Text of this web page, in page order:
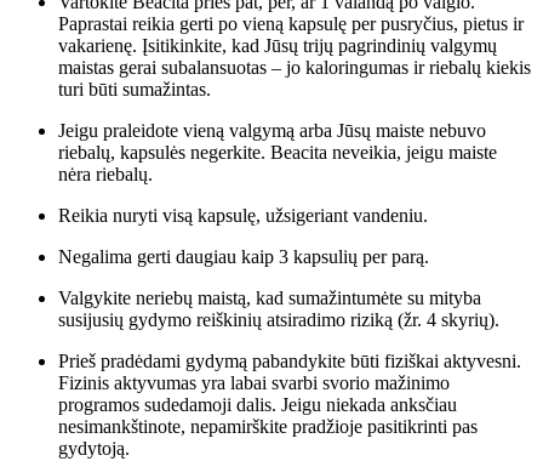
Paprastai reikia gerti po vieną kapsulę per pusryčius, pietus ir
vakarienę. Įsitikinkite, kad Jūsų trijų pagrindinių valgymų
maistas gerai subalansuotas – jo kaloringumas ir riebalų kiekis
turi būti sumažintas.
Jeigu praleidote vieną valgymą arba Jūsų maiste nebuvo
riebalų, kapsulės negerkite. Beacita neveikia, jeigu maiste
nėra riebalų.
Reikia nuryti visą kapsulę, užsigeriant vandeniu.
Negalima gerti daugiau kaip 3 kapsulių per parą.
Valgykite neriebų maistą, kad sumažintumėte su mityba
susijusių gydymo reiškinių atsiradimo riziką (žr. 4 skyrių).
Prieš pradėdami gydymą pabandykite būti fiziškai aktyvesni.
Fizinis aktyvumas yra labai svarbi svorio mažinimo
programos sudedamoji dalis. Jeigu niekada anksčiau
nesimankštinote, nepamirškite pradžioje pasitikrinti pas
gydytoją.